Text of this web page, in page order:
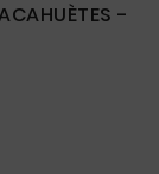
-